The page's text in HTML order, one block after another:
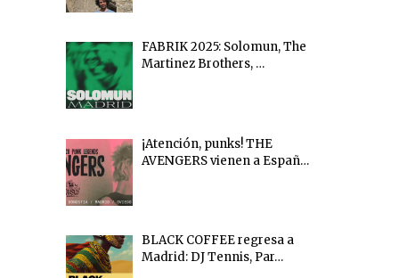
FABRIK 2025: Solomun, The
Martinez Brothers, …
¡Atención, punks! THE
AVENGERS vienen a Españ…
BLACK COFFEE regresa a
Madrid: DJ Tennis, Par…